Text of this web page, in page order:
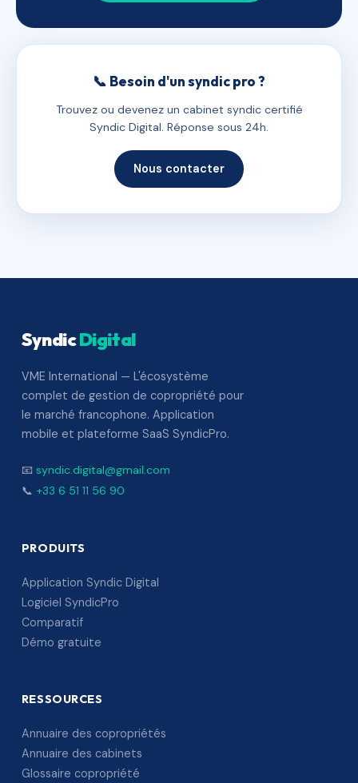
📞 Besoin d'un syndic pro ?
Trouvez ou devenez un cabinet syndic certifié
Syndic Digital. Réponse sous 24h.
Nous contacter
SyndicDigital
VME International — L'écosystème
complet de gestion de copropriété pour
le marché francophone. Application
mobile et plateforme SaaS SyndicPro.
📧 syndic.digital@gmail.com
📞 +33 6 51 11 56 90
PRODUITS
Application Syndic Digital
Logiciel SyndicPro
Comparatif
Démo gratuite
RESSOURCES
Annuaire des copropriétés
Annuaire des cabinets
Glossaire copropriété